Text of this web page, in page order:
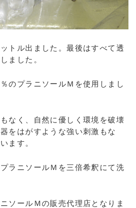
トル出ました。最後はすべて透
ました。
のプラニソールＭを使用しまし
なく、自然に優しく環境を破壊
をはがすような強い刺激もな
ます。
ラニソールＭを三倍希釈にて洗
ソールＭの販売代理店となりま